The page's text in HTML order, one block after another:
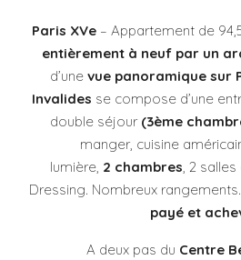
Paris XVe – Appartement de
entièrement à neuf par un
d’une vue panoramique sur
Invalides se compose d’une
double séjour (3ème
manger, cuisine
lumière, 2 chambres, 2
Dressing. Nombreux rangements.
payé et
A deux pas du Centre